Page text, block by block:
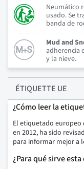
Neumático
usado. Se
banda de
Mud and
adherencia
y la nieve.
ÉTIQUETTE UE
¿Cómo leer la
El etiquetado
en 2012, ha sido
para informar mejor a
¿Para qué sirve